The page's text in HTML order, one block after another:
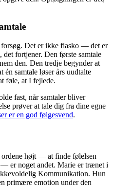
Det er ikke fiasko — det er
fortjener. Den første samtale
den. Den tredje begynder at
samtale løser års uudtalte
føle, at I fejlede.
fast, når samtaler bliver
prøver at tale dig fra dine egne
er en god følgesvend.
højt — at finde følelsen
er noget andet. Marie er trænet i
Kommunikation. Hun
primære emotion under den